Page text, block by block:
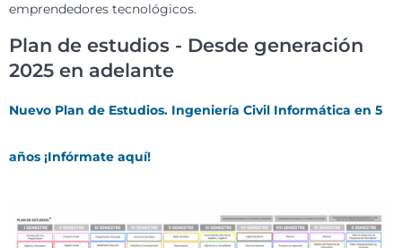
emprendedores tecnológicos.
Plan de estudios - Desde generación
2025 en adelante
Nuevo Plan de Estudios. Ingeniería Civil Informática en 5
años ¡Infórmate aquí!